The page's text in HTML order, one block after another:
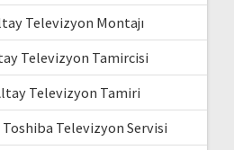
Televizyon Montajı
Televizyon Tamircisi
Televizyon Tamiri
Televizyon Servisi